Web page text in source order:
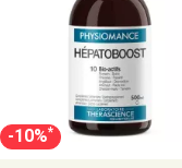
GMP
la récolte à l’analyse
aqueuse douce,
Un
-10%*